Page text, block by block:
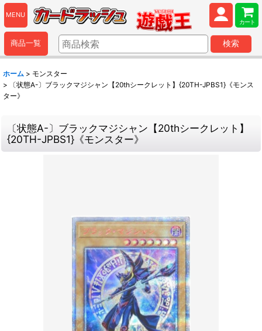
MENU
カート
商品一覧 検索
ホーム > モンスター
>
〔状態A-〕ブラックマジシャン【20thシークレット】{20TH-JPBS1}《モンス
ター》
〔状態A-〕ブラックマジシャン【20thシークレット】
{20TH-JPBS1}《モンスター》